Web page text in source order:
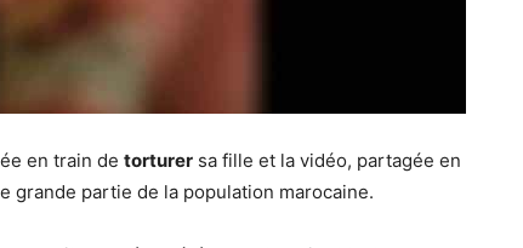
en train de torturer sa fille et la vidéo, partagée en
grande partie de la population marocaine.